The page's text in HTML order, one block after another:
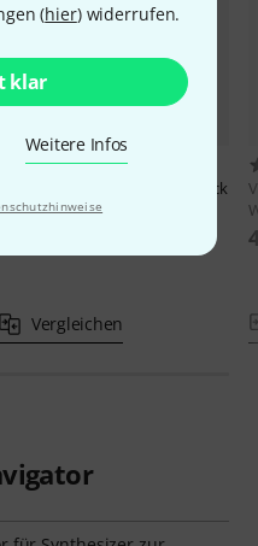
(hier) widerrufen.
klar
Weitere Infos
2
PERfourMER MkII Rack
Vergleichen